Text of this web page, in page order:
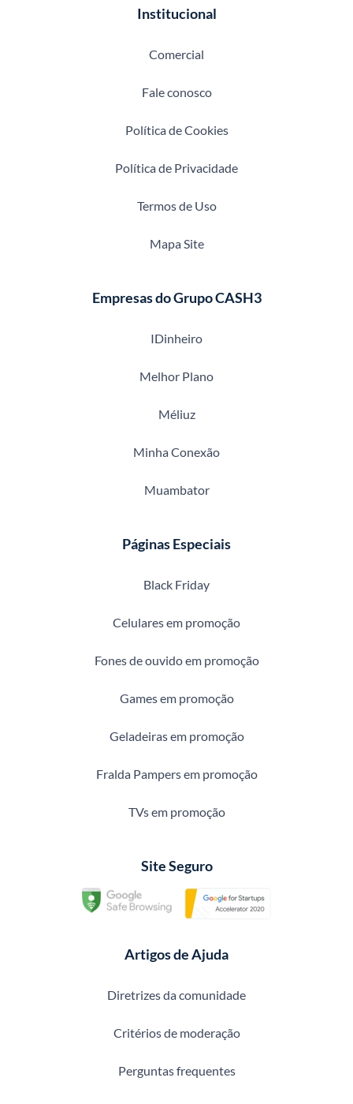
Institucional
Comercial
Fale conosco
Política de Cookies
Política de Privacidade
Termos de Uso
Mapa Site
Empresas do Grupo CASH3
IDinheiro
Melhor Plano
Méliuz
Minha Conexão
Muambator
Páginas Especiais
Black Friday
Celulares em promoção
Fones de ouvido em promoção
Games em promoção
Geladeiras em promoção
Fralda Pampers em promoção
TVs em promoção
Site Seguro
Artigos de Ajuda
Diretrizes da comunidade
Critérios de moderação
Perguntas frequentes